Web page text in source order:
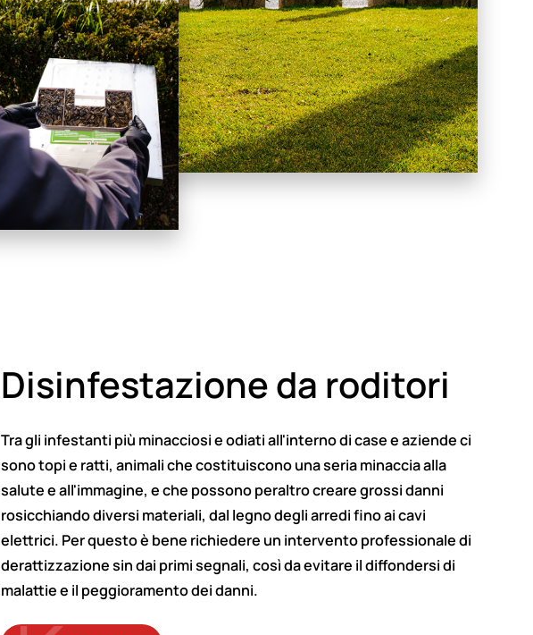
Disinfestazione da roditori
Tra gli infestanti più minacciosi e odiati all'interno di case e aziende ci
sono topi e ratti, animali che costituiscono una seria minaccia alla
salute e all'immagine, e che possono peraltro creare grossi danni
rosicchiando diversi materiali, dal legno degli arredi fino ai cavi
elettrici. Per questo è bene richiedere un intervento professionale di
derattizzazione sin dai primi segnali, così da evitare il diffondersi di
malattie e il peggioramento dei danni.